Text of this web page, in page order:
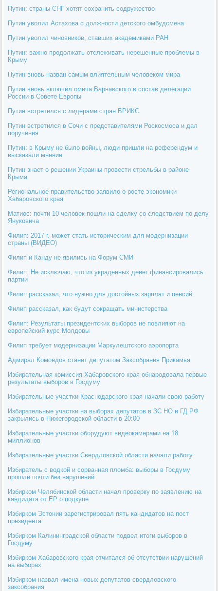
Путин: страны СНГ хотят сохранить содружество
Путин уволил Астахова с должности детского омбудсмена
Путин уволил чиновников, ставших академиками РАН
Путин: важно продолжать отслеживать нерешенные проблемы в
Крыму
Путин вновь назван самым влиятельным человеком мира
Путин вновь включил омича Варнавского в состав делегации
России в Совете Европы
Путин встретился с лидерами стран БРИКС
Путин встретился в Сочи с представителями Роскосмоса и дал
поручения
Путин: в Крыму не было войны, люди пришли на референдум и
высказали мнение
Путин знает о решении Украины провести стрельбы в районе
Крыма
Региональное правительство заявило о росте экономики
Хабаровского края
Матиос: почти 10 человек пошли на сделку со следствием по делу
Януковича
Филип: 2017 г. может стать историческим для модернизации
страны (ВИДЕО)
Филип и Канду не явились на Форум СМИ
Филип: Не исключаю, что из украденных денег финансировались
партии
Филип рассказал, что нужно для достойных зарплат и пенсий
Филип рассказал, как будут сокращать министерства
Филип: Результаты президентских выборов не повлияют на
европейский курс Молдовы
Филип требует модернизации Маркулештского аэропорта
Адмирал Комоедов станет депутатом Заксобрания Прикамья
Избирательная комиссия Хабаровского края обнародовала первые
результаты выборов в Госдуму
Избирательные участки Краснодарского края начали свою работу
Избирательные участки на выборах депутатов в ЗС НО и ГД РФ
закрылись в Нижегородской области в 20:00
Избирательные участки оборудуют видеокамерами на 18
миллионов
Избирательные участки Свердловской области начали работу
Избиратель с водкой и сорванная пломба: выборы в Госдуму
прошли почти без нарушений
Избирком Челябинской области начал проверку по заявлению на
кандидата от ЕР о подкупе
Избирком Эстонии зарегистрировал пять кандидатов на пост
президента
Избирком Калининградской области подвел итоги выборов в
Госдуму
Избирком Хабаровского края отчитался об отсутствии нарушений
на выборах
Избирком назвал имена новых депутатов свердловского
заксобрания